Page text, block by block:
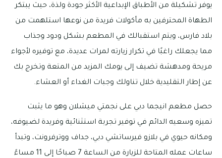
يوفر تشكيلة من الأطباق الإبداعية الأكثر جودة ولذة، حيث يبتكر
الطهاة المحترفين به مأكولات فريدة من نوعها استلهمت من
بلاد فارس، ويتم استقبالك في المطعم بشكل ودود وجذاب
مما يجعلك راغبًا في تكرار زيارته لمرات عديدة، مع توفيره لأجواء
مريحة ومدهشة تضيف إلى يومك المزيد من المتعة وتخرج بك
عن إطار التقليدية خلال تناولك وجبات الغداء أو العشاء.
حصل مطعم انيجما دبي على نجمتي ميشلان وهو ما يثبت
تميزه وسعيه الدائم في توفير تجربة استثنائية وفريدة لضيوفه،
ومكانه حيوي في بلازو فيرساتشي دبي، جداف ووترفرونت، وتبدأ
ساعات عمله المتاحة للزيارة من الساعة 7 صباحًا إلى 11 مساءً